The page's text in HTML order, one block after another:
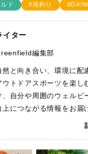
ド #海釣り
イター
編集部
然と向き合い、環境に配
ウトドアスポーツを楽し
、自分や周囲のウェルビ
上につながる情報をお届